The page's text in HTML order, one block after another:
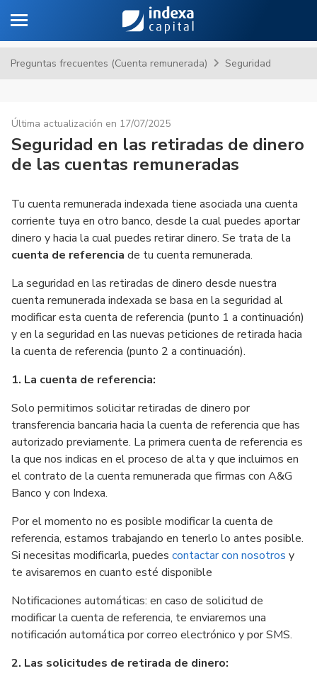
Toggle navigation
Preguntas frecuentes (Cuenta remunerada) Seguridad
Última actualización en 17/07/2025
Seguridad en las retiradas de dinero
de las cuentas remuneradas
Tu cuenta remunerada indexada tiene asociada una cuenta
corriente tuya en otro banco, desde la cual puedes aportar
dinero y hacia la cual puedes retirar dinero. Se trata de la
cuenta de referencia de tu cuenta remunerada.
La seguridad en las retiradas de dinero desde nuestra
cuenta remunerada indexada se basa en la seguridad al
modificar esta cuenta de referencia (punto 1 a continuación)
y en la seguridad en las nuevas peticiones de retirada hacia
la cuenta de referencia (punto 2 a continuación).
1. La cuenta de referencia:
Solo permitimos solicitar retiradas de dinero por
transferencia bancaria hacia la cuenta de referencia que has
autorizado previamente. La primera cuenta de referencia es
la que nos indicas en el proceso de alta y que incluimos en
el contrato de la cuenta remunerada que firmas con A&G
Banco y con Indexa.
Por el momento no es posible modificar la cuenta de
referencia, estamos trabajando en tenerlo lo antes posible.
Si necesitas modificarla, puedes contactar con nosotros y
te avisaremos en cuanto esté disponible
Notificaciones automáticas: en caso de solicitud de
modificar la cuenta de referencia, te enviaremos una
notificación automática por correo electrónico y por SMS.
2. Las solicitudes de retirada de dinero: